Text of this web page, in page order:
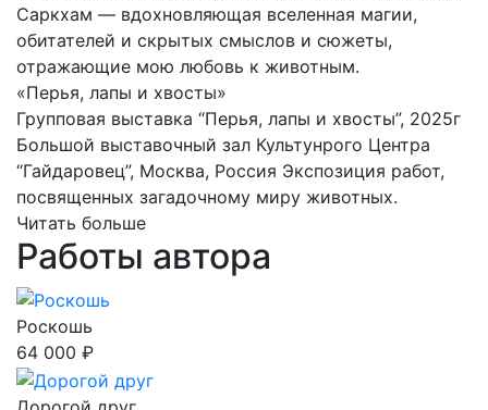
Саркхам — вдохновляющая вселенная магии,
обитателей и скрытых смыслов и сюжеты,
отражающие мою любовь к животным.
«Перья, лапы и хвосты»
Групповая выставка “Перья, лапы и хвосты”, 2025г
Большой выставочный зал Культунрого Центра
“Гайдаровец”, Москва, Россия Экспозиция работ,
посвященных загадочному миру животных.
Читать больше
Работы автора
Роскошь
64 000 ₽